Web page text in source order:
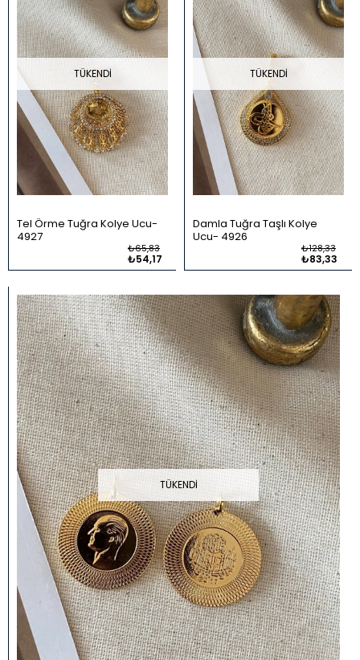
TÜKENDI
Tel Örme Tuğra Kolye Ucu
4927
₺54,17
₺65,83
TÜKENDI
Damla Tuğra Taşlı Kolye
Ucu
4926
₺83,33
₺128,33
TÜKENDI